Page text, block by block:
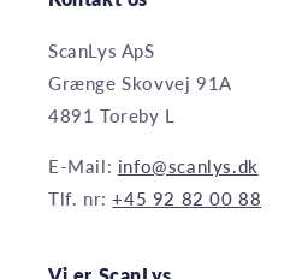
ScanLys ApS
Grænge Skovvej 91A
4891 Toreby L
E-Mail: info@scanlys.dk
Tlf. nr:+45 92 82 00 88